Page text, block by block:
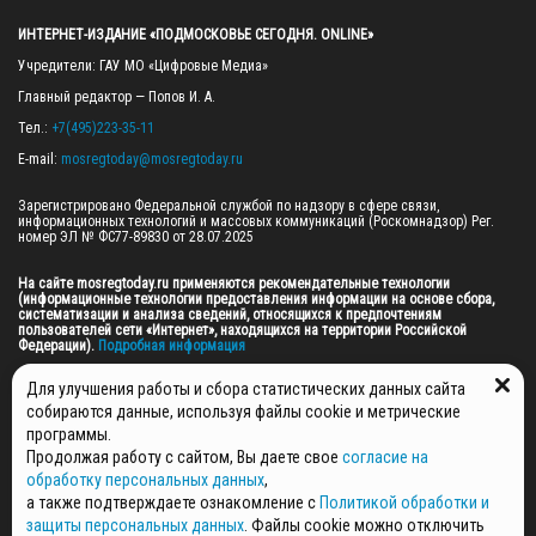
ИНТЕРНЕТ-ИЗДАНИЕ «ПОДМОСКОВЬЕ СЕГОДНЯ. ONLINE»
Учредители: ГАУ МО «Цифровые Медиа»
Главный редактор — Попов И. А.
Тел.: +7(495)223-35-11
E-mail: mosregtoday@mosregtoday.ru
Зарегистрировано Федеральной службой по надзору в сфере связи,
информационных технологий и массовых коммуникаций (Роскомнадзор) Рег.
номер ЭЛ № ФС77-89830 от 28.07.2025
На сайте mosregtoday.ru применяются рекомендательные технологии
(информационные технологии предоставления информации на основе сбора,
систематизации и анализа сведений, относящихся к предпочтениям
пользователей сети «Интернет», находящихся на территории Российской
Федерации). Подробная информация
© 2026 ПРАВА НА ВСЕ МАТЕРИАЛЫ САЙТА ПРИНАДЛЕЖАТ ГАУ МО "ЦИФРОВЫЕ
МЕДИА" (ОГРН: 1255000059467).
ПОЛИТИКА ОБРАБОТКИ И ЗАЩИТЫ ПЕРСОНАЛЬНЫХ ДАННЫХ
НОВОСТИ
ГАЗЕТЫ
Для улучшения работы и сбора статистических данных сайта
собираются данные, используя файлы cookie и метрические
программы.
Продолжая работу с сайтом, Вы даете свое согласие на
обработку персональных данных,
а также подтверждаете ознакомление с Политикой обработки и
защиты персональных данных . Файлы cookie можно отключить